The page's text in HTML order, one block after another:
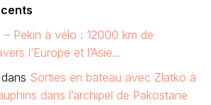
– Pekin à vélo : 12000 km de
l’Europe et l’Asie…
dans Sorties en bateau avec Zlatko à
dans l’archipel de Pakostane